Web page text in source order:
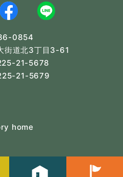
0854
街道北3丁目3-61
21-5678
21-5679
home